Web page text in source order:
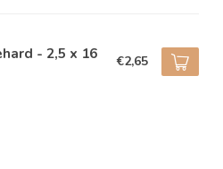
- 2,5 x 16 €2,65